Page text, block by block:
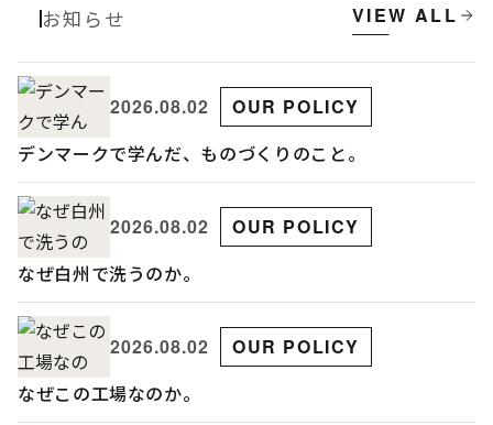
お知らせ VIEW ALL
2026.08.02 OUR POLICY
デンマークで学んだ、ものづくりのこと。
2026.08.02 OUR POLICY
なぜ白州で洗うのか。
2026.08.02 OUR POLICY
なぜこの工場なのか。